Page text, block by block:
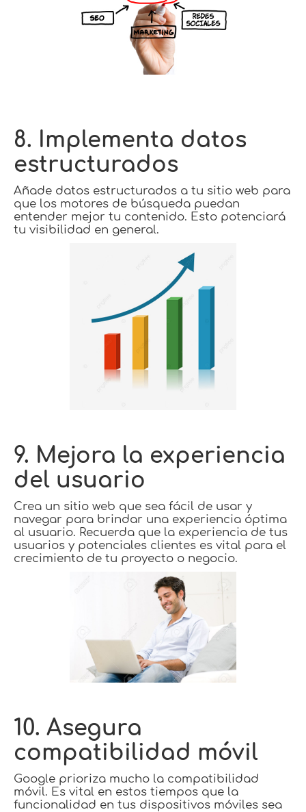
8. Implementa datos
estructurados
Añade datos estructurados a tu sitio web para
que los motores de búsqueda puedan
entender mejor tu contenido. Esto potenciará
tu visibilidad en general.
9. Mejora la experiencia
del usuario
Crea un sitio web que sea fácil de usar y
navegar para brindar una experiencia óptima
al usuario. Recuerda que la experiencia de tus
usuarios y potenciales clientes es vital para el
crecimiento de tu proyecto o negocio.
10. Asegura
compatibilidad móvil
Google prioriza mucho la compatibilidad
móvil. Es vital en estos tiempos que la
funcionalidad en tus dispositivos móviles sea